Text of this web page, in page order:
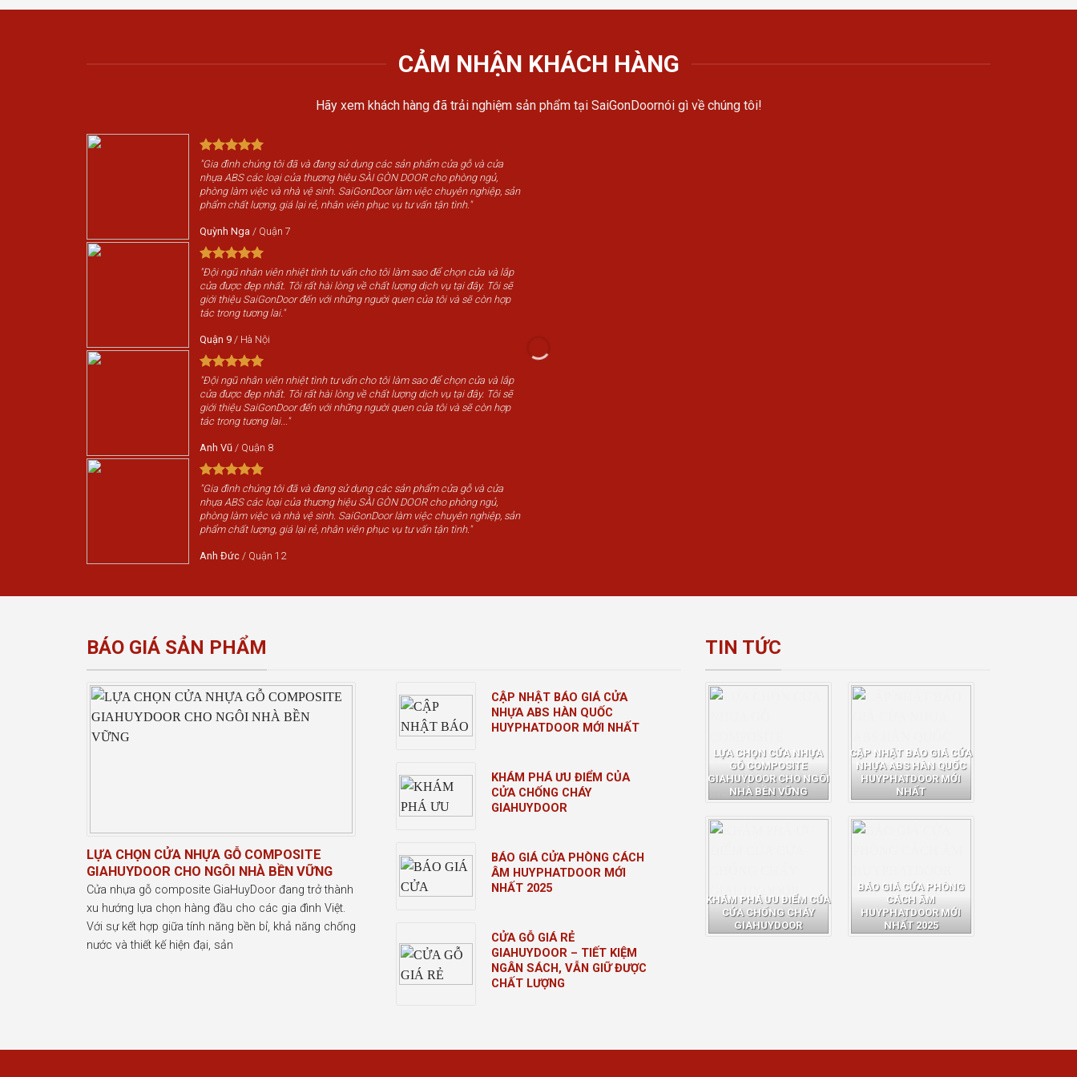
CẢM NHẬN KHÁCH HÀNG
Hãy xem khách hàng đã trải nghiệm sản phẩm tại SaiGonDoornói gì về chúng tôi!
"Gia đình chúng tôi đã và đang sử dụng các sản phẩm cửa gỗ và cửa
nhựa ABS các loại của thương hiệu SÀI GÒN DOOR cho phòng ngủ,
phòng làm việc và nhà vệ sinh. SaiGonDoor làm việc chuyên nghiệp, sản
phẩm chất lượng, giá lại rẻ, nhân viên phục vụ tư vấn tận tình."
Quỳnh Nga / Quận 7
"Đội ngũ nhân viên nhiệt tình tư vấn cho tôi làm sao để chọn cửa và lắp
cửa được đẹp nhất. Tôi rất hài lòng về chất lượng dịch vụ tại đây. Tôi sẽ
giới thiệu SaiGonDoor đến với những người quen của tôi và sẽ còn hợp
tác trong tương lai."
Quận 9 / Hà Nội
"Đội ngũ nhân viên nhiệt tình tư vấn cho tôi làm sao để chọn cửa và lắp
cửa được đẹp nhất. Tôi rất hài lòng về chất lượng dịch vụ tại đây. Tôi sẽ
giới thiệu SaiGonDoor đến với những người quen của tôi và sẽ còn hợp
tác trong tương lai..."
Anh Vũ / Quận 8
"Gia đình chúng tôi đã và đang sử dụng các sản phẩm cửa gỗ và cửa
nhựa ABS các loại của thương hiệu SÀI GÒN DOOR cho phòng ngủ,
phòng làm việc và nhà vệ sinh. SaiGonDoor làm việc chuyên nghiệp, sản
phẩm chất lượng, giá lại rẻ, nhân viên phục vụ tư vấn tận tình."
Anh Đức / Quận 12
BÁO GIÁ SẢN PHẨM
LỰA CHỌN CỬA NHỰA GỖ COMPOSITE
GIAHUYDOOR CHO NGÔI NHÀ BỀN VỮNG
Cửa nhựa gỗ composite GiaHuyDoor đang trở thành
xu hướng lựa chọn hàng đầu cho các gia đình Việt.
Với sự kết hợp giữa tính năng bền bỉ, khả năng chống
nước và thiết kế hiện đại, sản
CẬP NHẬT BÁO GIÁ CỬA
NHỰA ABS HÀN QUỐC
HUYPHATDOOR MỚI NHẤT
KHÁM PHÁ ƯU ĐIỂM CỦA
CỬA CHỐNG CHÁY
GIAHUYDOOR
BÁO GIÁ CỬA PHÒNG CÁCH
ÂM HUYPHATDOOR MỚI
NHẤT 2025
CỬA GỖ GIÁ RẺ
GIAHUYDOOR – TIẾT KIỆM
NGÂN SÁCH, VẪN GIỮ ĐƯỢC
CHẤT LƯỢNG
TIN TỨC
LỰA CHỌN CỬA NHỰA
GỖ COMPOSITE
GIAHUYDOOR CHO NGÔI
NHÀ BỀN VỮNG
CẬP NHẬT BÁO GIÁ CỬA
NHỰA ABS HÀN QUỐC
HUYPHATDOOR MỚI
NHẤT
KHÁM PHÁ ƯU ĐIỂM CỦA
CỬA CHỐNG CHÁY
GIAHUYDOOR
BÁO GIÁ CỬA PHÒNG
CÁCH ÂM
HUYPHATDOOR MỚI
NHẤT 2025